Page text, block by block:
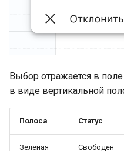
Выбор отражается в поле
в виде вертикальной
Полоса Статус
Зелёная Свободен